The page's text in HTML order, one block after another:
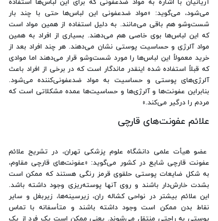
آریانیان با اشاره به مواد ضدعفونی که برای این لباس‌ها استفاده
می‌شود، می‌گوید: «مواد ضدعفونی این لباس‌ها حتی با چند بار
شست‌وشو هم باقی می‌مانند. به دلیل استفاده از همین مواد است
که این لباس‌ها بوی خاصی هم می‌دهند. بسیاری از افراد به همین
مواد آلرژی و حساسیت پوستی نشان می‌دهند. هر چند افراد بعد از
خرید معمولاً این لباس‌ها را مورد شست‌وشو قرار می‌دهند اما موادی
که قبلاً استفاده شده اینقدر ماندگار است که در برخی از افراد باعث
آلرژی‌های پوستی و حساسیت به مواد ضدعفونی‌کننده می‌شود.
بنابراین عفونت‌ها و آلرژی‌ها و حساسیت‌ها عمده مشکلاتی است که
مردم را درگیر می‌کند.»
علائم عفونت‌های قارچی
عضو هیأت علمی دانشگاه علوم پزشکی تهران، در تشریح علائم
عفونت قارچی شایع در کشور می‌گوید: «عفونت‌های قارچی مقاوم،
به شکل ضایعات پوستی حلقوی قرمز رنگی هستند که ممکن است
بشدت خارش‌دار باشند و روی آنها پوسته‌ریزی وجود داشته باشد.
این علائم بیشتر در نواحی کشاله ران، زیرسینه‌ها، زیربغل و سایر
نقاط بدن ممکن است وجود داشته باشند و متأسفانه با تماس
پوستی به راحتی منتقل می‌شوند. یعنی ممکن است یک فرد از یک